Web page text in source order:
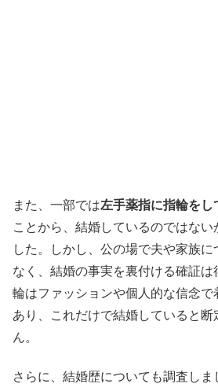
また、一部では左手薬指に指輪をし
ことから、結婚しているのではない
した。しかし、公の場で夫や家族
なく、結婚の事実を裏付ける確証
輪はファッションや個人的な信念で
あり、これだけで結婚していると
ん。
さらに、結婚歴についても調査しま